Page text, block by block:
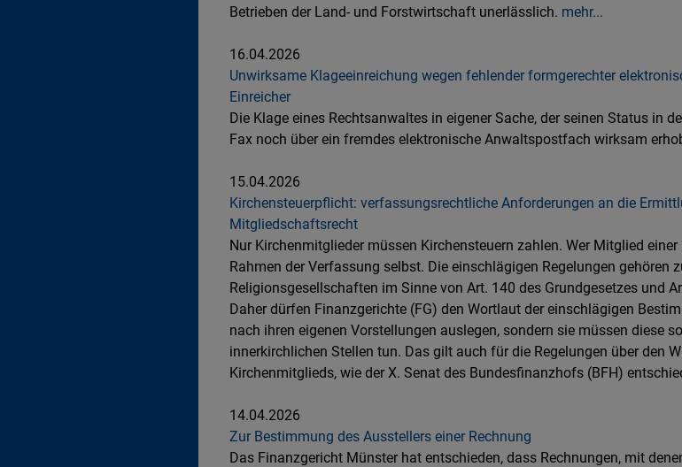
Betrieben der Land- und Forstwirtschaft unerlässlich. mehr...
16.04.2026
Unwirksame Klageeinreichung wegen fehlender formgerechter
Einreicher
Die Klage eines Rechtsanwaltes in eigener Sache, der seinen Status in
Fax noch über ein fremdes elektronische Anwaltspostfach wirksam
15.04.2026
Kirchensteuerpflicht: verfassungsrechtliche Anforderungen an die
Mitgliedschaftsrecht
Nur Kirchenmitglieder müssen Kirchensteuern zahlen. Wer Mitglied
Rahmen der Verfassung selbst. Die einschlägigen Regelungen gehören
Religionsgesellschaften im Sinne von Art. 140 des Grundgesetzes und
Daher dürfen Finanzgerichte (FG) den Wortlaut der einschlägigen
nach ihren eigenen Vorstellungen auslegen, sondern sie müssen diese
innerkirchlichen Stellen tun. Das gilt auch für die Regelungen über den
Kirchenmitglieds, wie der X. Senat des Bundesfinanzhofs (BFH)
14.04.2026
Zur Bestimmung des Ausstellers einer Rechnung
Das Finanzgericht Münster hat entschieden, dass Rechnungen, mit